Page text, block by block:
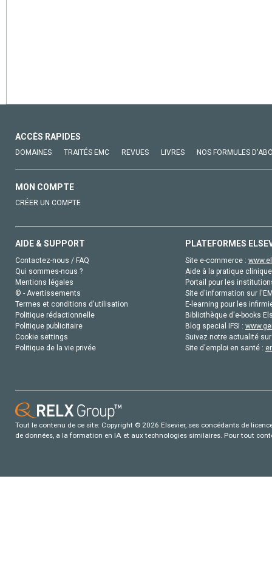
ACCÈS RAPIDES
DOMAINES TRAITÉS EMC REVUES LIVRES NOS FORMULES
MON COMPTE
CRÉER UN COMPTE
AIDE & SUPPORT
Contactez-nous / FAQ
Qui sommes-nous ?
Mentions légales
© - Avertissements
Termes et conditions d'utilisation
Politique rédactionnelle
Politique publicitaire
Cookie settings
Politique de la vie privée
PLATEFORMES
Site e-commerce :
Aide à la pratique
Portail pour les
Site d'information sur
E-learning pour les
Bibliothèque d'e-books
Blog special IFSI :
Suivez notre actualité
Site d'emploi en santé :
Tout le contenu de ce site: Copyright © 2026 Elsevier, ses concédants de
de données, a la formation en IA et aux technologies similaires. Pour tout